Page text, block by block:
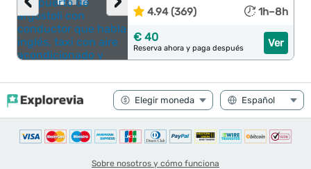
4.94 (369) 1h–8h
Ver
€ 40
Reserva ahora y paga después
Sobre nosotros y cómo funciona